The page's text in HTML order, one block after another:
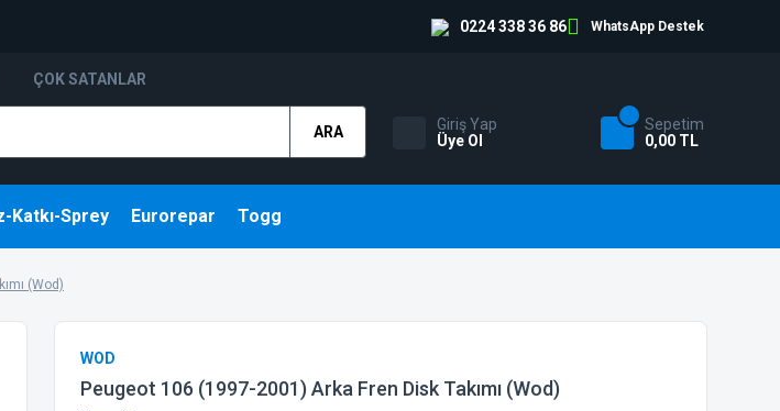
0224 338 36 86 WhatsApp Destek
ÇOK SATANLAR
ARA
Giriş Yap
Üye Ol
Sepetim
0,00 TL
Katkı-Sprey Eurorepar Togg
(Wod)
WOD
Peugeot 106 (1997-2001) Arka Fren Disk Takımı (Wod)